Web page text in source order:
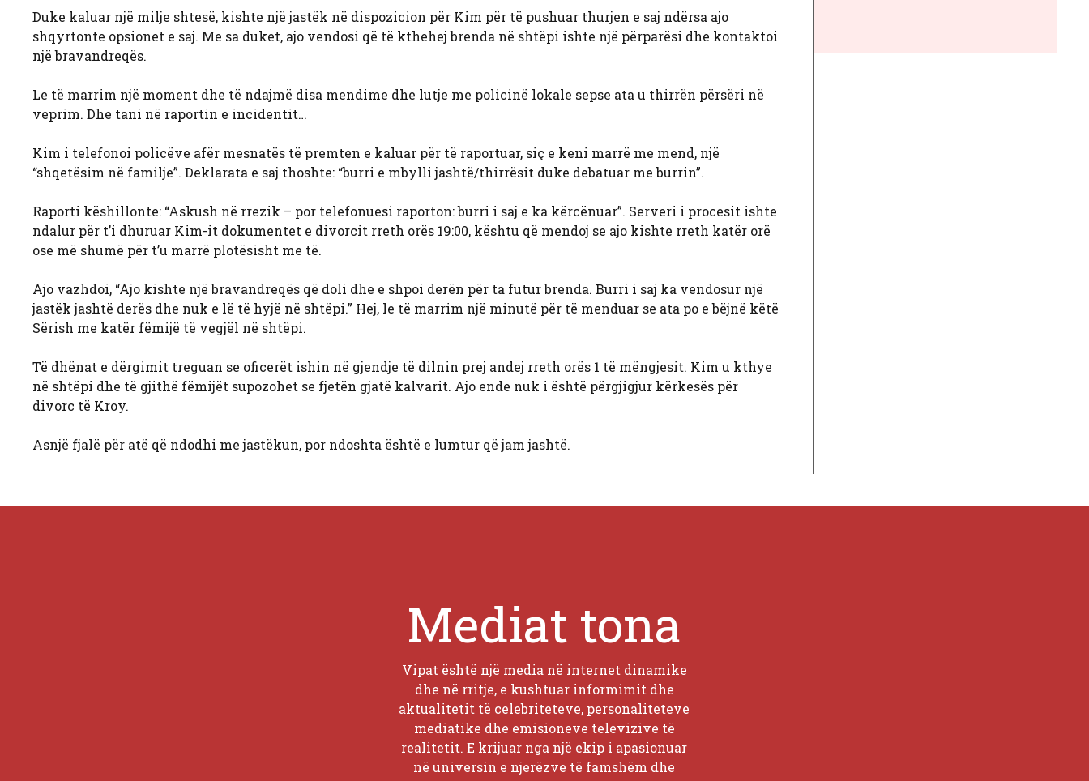
Duke kaluar një milje shtesë, kishte një jastëk në dispozicion për Kim për të pushuar thurjen e saj ndërsa ajo
shqyrtonte opsionet e saj. Me sa duket, ajo vendosi që të kthehej brenda në shtëpi ishte një përparësi dhe kontaktoi
një bravandreqës.
Le të marrim një moment dhe të ndajmë disa mendime dhe lutje me policinë lokale sepse ata u thirrën përsëri në
veprim. Dhe tani në raportin e incidentit…
Kim i telefonoi policëve afër mesnatës të premten e kaluar për të raportuar, siç e keni marrë me mend, një
“shqetësim në familje”. Deklarata e saj thoshte: “burri e mbylli jashtë/thirrësit duke debatuar me burrin”.
Raporti këshillonte: “Askush në rrezik – por telefonuesi raporton: burri i saj e ka kërcënuar”. Serveri i procesit ishte
ndalur për t’i dhuruar Kim-it dokumentet e divorcit rreth orës 19:00, kështu që mendoj se ajo kishte rreth katër orë
ose më shumë për t’u marrë plotësisht me të.
Ajo vazhdoi, “Ajo kishte një bravandreqës që doli dhe e shpoi derën për ta futur brenda. Burri i saj ka vendosur një
jastëk jashtë derës dhe nuk e lë të hyjë në shtëpi.” Hej, le të marrim një minutë për të menduar se ata po e bëjnë këtë
Sërish me katër fëmijë të vegjël në shtëpi.
Të dhënat e dërgimit treguan se oficerët ishin në gjendje të dilnin prej andej rreth orës 1 të mëngjesit. Kim u kthye
në shtëpi dhe të gjithë fëmijët supozohet se fjetën gjatë kalvarit. Ajo ende nuk i është përgjigjur kërkesës për
divorc të Kroy.
Asnjë fjalë për atë që ndodhi me jastëkun, por ndoshta është e lumtur që jam jashtë.
Mediat tona
Vipat është një media në internet dinamike
dhe në rritje, e kushtuar informimit dhe
aktualitetit të celebriteteve, personaliteteve
mediatike dhe emisioneve televizive të
realitetit. E krijuar nga një ekip i apasionuar
në universin e njerëzve të famshëm dhe